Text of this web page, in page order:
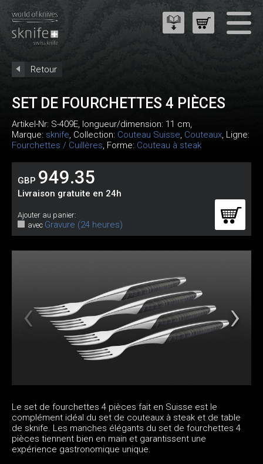
Retour
SET DE FOURCHETTES 4 PIÈCES
Artikel-Nr: S-409E, longueur/dimension: 11 cm,
Marque: sknife, Collection: Couteau Suisse, Couteaux, Ligne:
Fourchettes / Cuillères, Forme: Couteau à steak
GBP 949.35
Livraison gratuite en 24h
Ajouter au panier:
avec Gravure (24 heures)
Le set de fourchettes 4 pièces fait en Suisse est le
complément idéal du set de couteaux à steak et de table
de sknife. Les manches élégants du set de fourchettes 4
pièces tiennent bien en main et garantissent une
expérience gastronomique unique.